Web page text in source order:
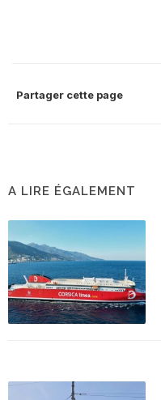
Partager cette page
A LIRE ÉGALEMENT